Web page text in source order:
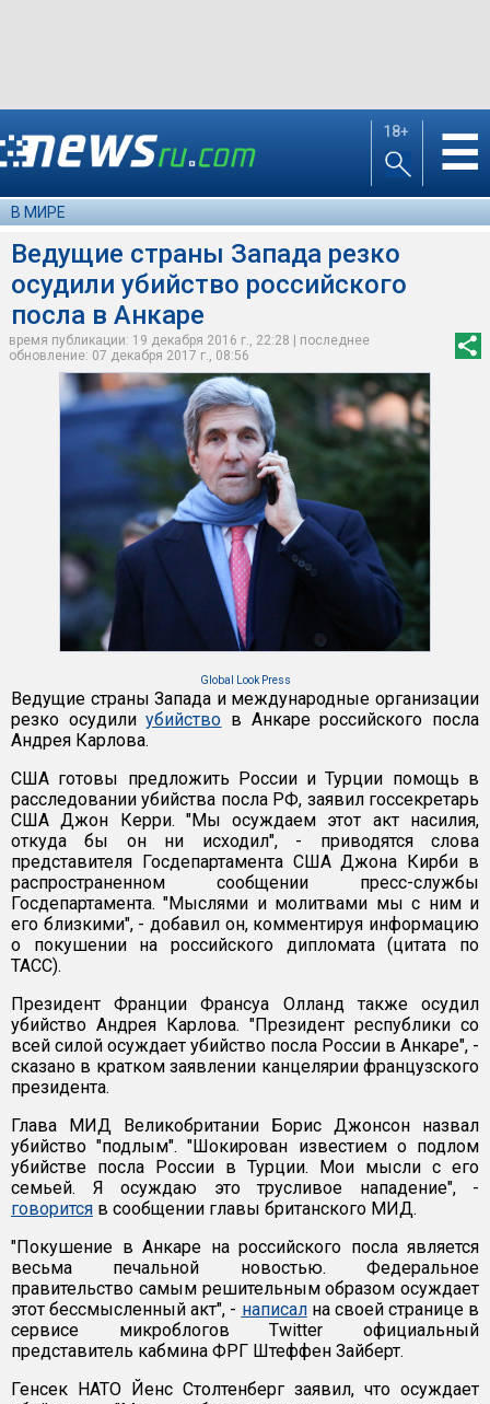
18+ ☰
В МИРЕ
Ведущие страны Запада резко
осудили убийство российского
посла в Анкаре
время публикации: 19 декабря 2016 г., 22:28 | последнее
обновление: 07 декабря 2017 г., 08:56
Global Look Press
Ведущие страны Запада и международные организации
резко осудилиубийство в Анкаре российского посла
Андрея Карлова.
США готовы предложить России и Турции помощь в
расследовании убийства посла РФ, заявил госсекретарь
США Джон Керри. "Мы осуждаем этот акт насилия,
откуда бы он ни исходил", - приводятся слова
представителя Госдепартамента США Джона Кирби в
распространенном сообщении пресс-службы
Госдепартамента. "Мыслями и молитвами мы с ним и
его близкими", - добавил он, комментируя информацию
о покушении на российского дипломата (цитата по
ТАСС).
Президент Франции Франсуа Олланд также осудил
убийство Андрея Карлова. "Президент республики со
всей силой осуждает убийство посла России в Анкаре", -
сказано в кратком заявлении канцелярии французского
президента.
Глава МИД Великобритании Борис Джонсон назвал
убийство "подлым". "Шокирован известием о подлом
убийстве посла России в Турции. Мои мысли с его
семьей. Я осуждаю это трусливое нападение", -
говорится в сообщении главы британского МИД.
"Покушение в Анкаре на российского посла является
весьма печальной новостью. Федеральное
правительство самым решительным образом осуждает
этот бессмысленный акт", - написална своей странице в
сервисе микроблогов Twitter официальный
представитель кабмина ФРГ Штеффен Зайберт.
Генсек НАТО Йенс Столтенберг заявил, что осуждает